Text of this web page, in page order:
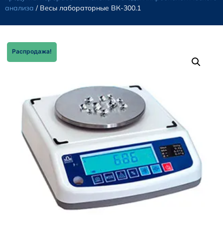
анализа / Весы лабораторные ВК-300.1
Распродажа!